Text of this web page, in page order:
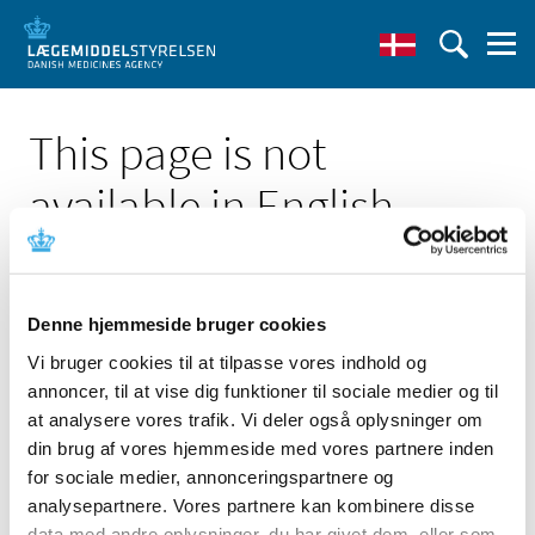
Denne hjemmeside bruger cookies
Vi bruger cookies til at tilpasse vores indhold og
annoncer, til at vise dig funktioner til sociale medier og til
at analysere vores trafik. Vi deler også oplysninger om
din brug af vores hjemmeside med vores partnere inden
for sociale medier, annonceringspartnere og
analysepartnere. Vores partnere kan kombinere disse
This page is not
available in English
Click here to see the Danish page 'Ledig bevilling til
Ringsted Apotek'
Go to English frontpage